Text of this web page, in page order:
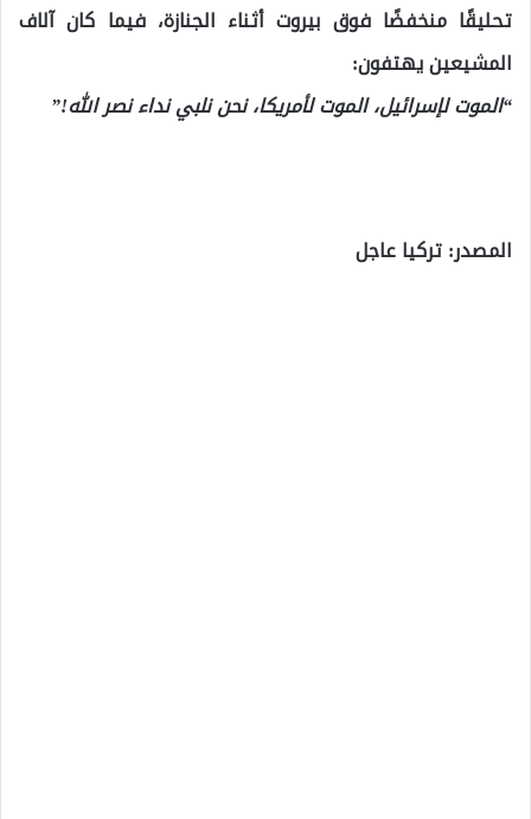
تحليقًا منخفضًا فوق بيروت أثناء الجنازة، فيما كان آلاف
المشيعين يهتفون:
“الموت لإسرائيل، الموت لأمريكا، نحن نلبي نداء نصر الله!”
المصدر: تركيا عاجل